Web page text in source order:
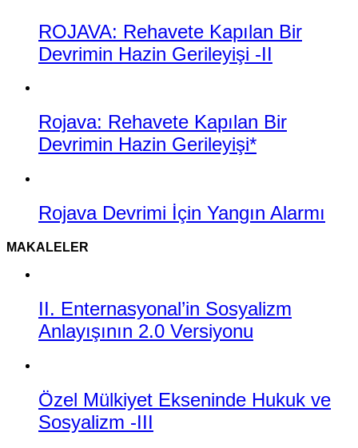
ROJAVA: Rehavete Kapılan Bir
Devrimin Hazin Gerileyişi -II
Rojava: Rehavete Kapılan Bir
Devrimin Hazin Gerileyişi*
Rojava Devrimi İçin Yangın Alarmı
MAKALELER
II. Enternasyonal’in Sosyalizm
Anlayışının 2.0 Versiyonu
Özel Mülkiyet Ekseninde Hukuk ve
Sosyalizm -III